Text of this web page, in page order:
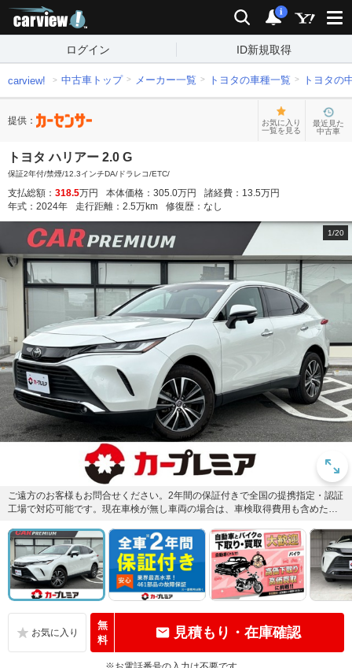
検索 通知
i
ログイン ID新規取得
carview! 中古車トップ メーカー一覧 トヨタの車種一覧 トヨタの
提供：
お気に入り
一覧を見る
最近見た
中古車
トヨタ ハリアー 2.0 G
保証2年付/禁煙/12.3インチDA/ドラレコ/ETC/
支払総額： 318.5万円 本体価格： 305.0万円 諸経費： 13.5万円
年式： 2024年 走行距離： 2.5万km 修復歴： なし
1/20
ご遠方のお客様もお問合せください。2年間の保証付きで全国の提携指定・認証
工場で対応可能です。現在車検が無し車両の場合は、車検取得費用も含めた支
無
料
見積もり・在庫確認